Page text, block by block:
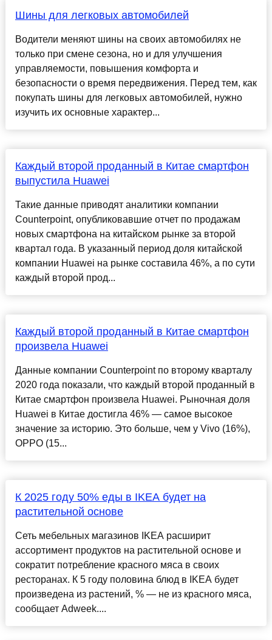
Шины для легковых автомобилей
Водители меняют шины на своих автомобилях не
только при смене сезона, но и для улучшения
управляемости, повышения комфорта и
безопасности о время передвижения. Перед тем, как
покупать шины для легковых автомобилей, нужно
изучить их основные характер...
Каждый второй проданный в Китае смартфон
выпустила Huawei
Такие данные приводят аналитики компании
Counterpoint, опубликовавшие отчет по продажам
новых смартфона на китайском рынке за второй
квартал года. В указанный период доля китайской
компании Huawei на рынке составила 46%, а по сути
каждый второй прод...
Каждый второй проданный в Китае смартфон
произвела Huawei
Данные компании Counterpoint по второму кварталу
2020 года показали, что каждый второй проданный в
Китае смартфон произвела Huawei. Рыночная доля
Huawei в Китае достигла 46% — самое высокое
значение за историю. Это больше, чем у Vivo (16%),
OPPO (15...
К 2025 году 50% еды в IKEA будет на
растительной основе
Сеть мебельных магазинов IKEA расширит
ассортимент продуктов на растительной основе и
сократит потребление красного мяса в своих
ресторанах. К 5 году половина блюд в IKEA будет
произведена из растений, % — не из красного мяса,
сообщает Adweek....